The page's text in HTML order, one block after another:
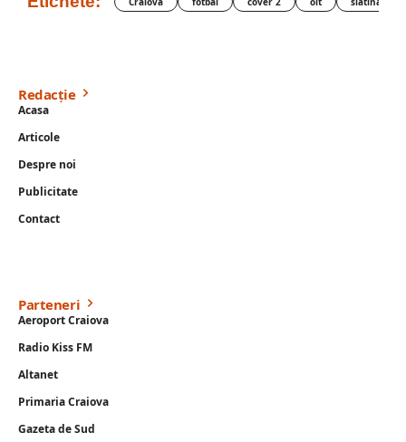
Redacție
Acasa
Articole
Despre noi
Publicitate
Contact
Parteneri
Aeroport Craiova
Radio Kiss FM
Altanet
Primaria Craiova
Gazeta de Sud